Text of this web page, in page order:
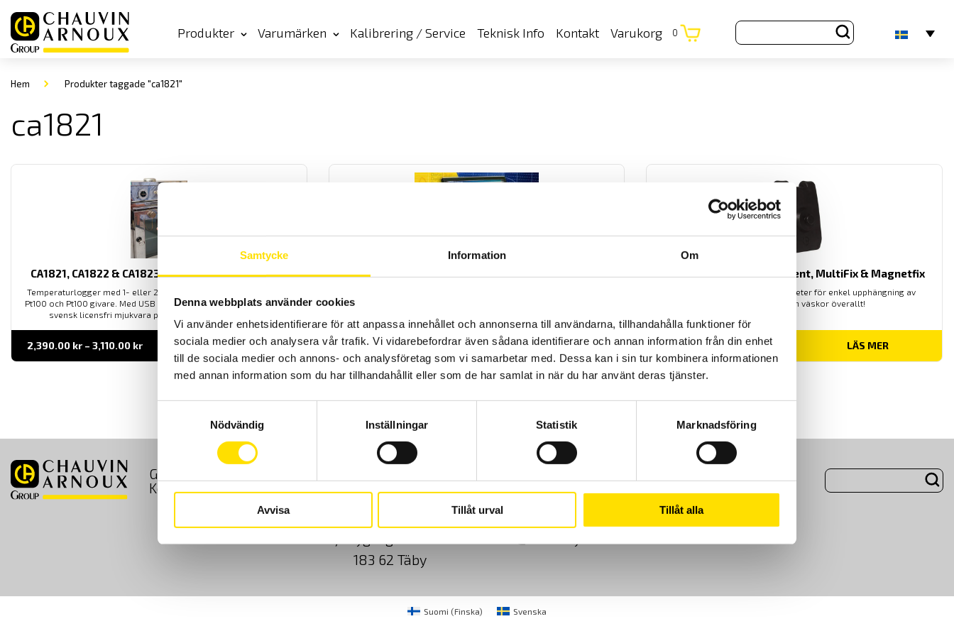
Samtycke Information Om
Denna webbplats använder cookies
Vi använder enhetsidentifierare för att anpassa innehållet och annonserna till användarna, tillhandahålla funktioner för
sociala medier och analysera vår trafik. Vi vidarebefordrar även sådana identifierare och annan information från din enhet
till de sociala medier och annons- och analysföretag som vi samarbetar med. Dessa kan i sin tur kombinera informationen
med annan information som du har tillhandahållit eller som de har samlat in när du har använt deras tjänster.
Nödvändig
Inställningar Statistik Marknadsföring
Avvisa Tillåt urval Tillåt alla
Produkter Varumärken Kalibrering / Service Teknisk Info Kontakt Varukorg 0
Hem Produkter taggade "ca1821"
ca1821
CA1821, CA1822 & CA1823 Temperaturloggerserie
Temperaturlogger med 1- eller 2-kanaler för termoelement samt
Pt100 och Pt100 givare. Med USB och Bluetooth kommunikation till
svensk licensfri mjukvara på PC eller med Android APP.
2,390.00 kr – 3,110.00 krPrisintervall:
2,390.00 kr
till
3,110.00 kr
LÄS MER
och rapportgenerering och är speciellt utvecklad för att användas
LÄS MER
Tillbehör till mätinstrument, MultiFix & Magnetfix
Multifix och Magnetfix är magneter för enkel upphängning av
mätinstrument och väskor överallt!
260.00 kr – 1,005.00kr
260.00 kr
till
LÄS MER
GDPR
Kontakt
183 62 Täby
08-50 52 68 00
Suomi (Finska) Svenska